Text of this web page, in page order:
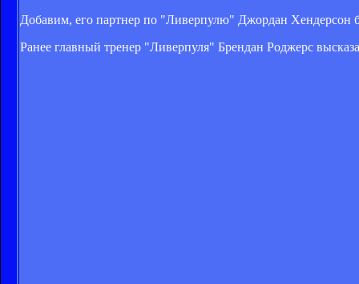
Добавим, его партнер по "Ливерпулю" Джордан Хендерсон
Ранее главный тренер "Ливерпуля" Брендан Роджерс